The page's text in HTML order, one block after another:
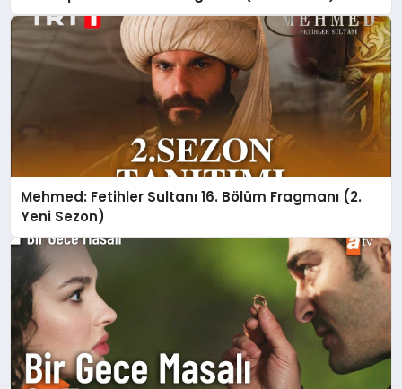
Mehmed: Fetihler Sultanı 16. Bölüm Fragmanı (2.
Yeni Sezon)